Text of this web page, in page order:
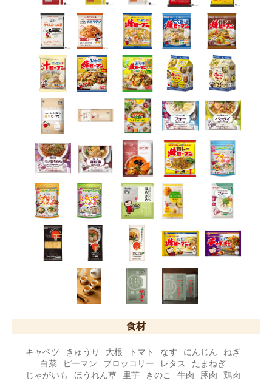
食材
キャベツ きゅうり 大根 トマト なす にんじん
ねぎ
白菜
ピーマン ブロッコリー レタス
たまねぎ
じゃがいも
ほうれん草 里芋 きのこ 牛肉 豚肉
鶏肉